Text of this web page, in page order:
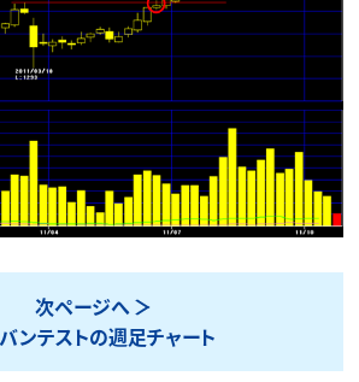
次ページへ
ンテストの週足チャート